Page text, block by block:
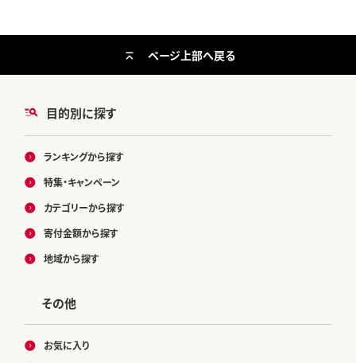
目的別に探す
ランキングから探す
特集・キャンペーン
カテゴリーから探す
寄付金額から探す
地域から探す
その他
お気に入り
ページ上部へ戻る